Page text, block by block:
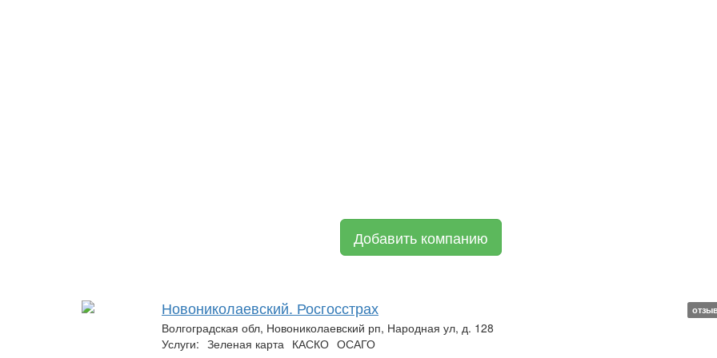
Добавить компанию
Новониколаевский. Росгосстрах
Волгоградская обл, Новониколаевский рп, Народная ул, д. 128
Услуги: Зеленая карта КАСКО ОСАГО